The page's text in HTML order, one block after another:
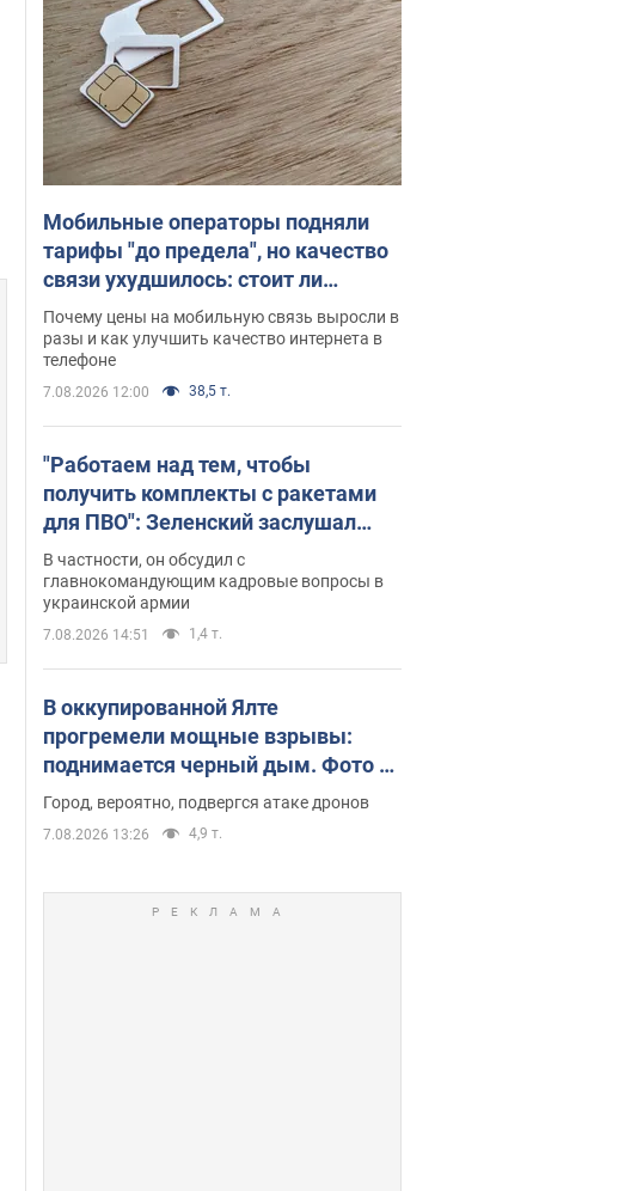
Мобильные операторы подняли
тарифы "до предела", но качество
связи ухудшилось: стоит ли
жаловаться на цены
Почему цены на мобильную связь выросли в
разы и как улучшить качество интернета в
телефоне
7.08.2026 12:00 38,5 т.
"Работаем над тем, чтобы
получить комплекты с ракетами
для ПВО": Зеленский заслушал
доклад Драпатого и объявил о
новых мерах
В частности, он обсудил с
главнокомандующим кадровые вопросы в
украинской армии
7.08.2026 14:51 1,4 т.
В оккупированной Ялте
прогремели мощные взрывы:
поднимается черный дым. Фото и
видео
Город, вероятно, подвергся атаке дронов
7.08.2026 13:26 4,9 т.